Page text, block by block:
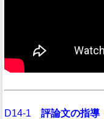
D14-1 評論文の指導